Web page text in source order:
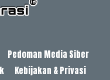
Pedoman Media Siber
Kebijakan & Privasi